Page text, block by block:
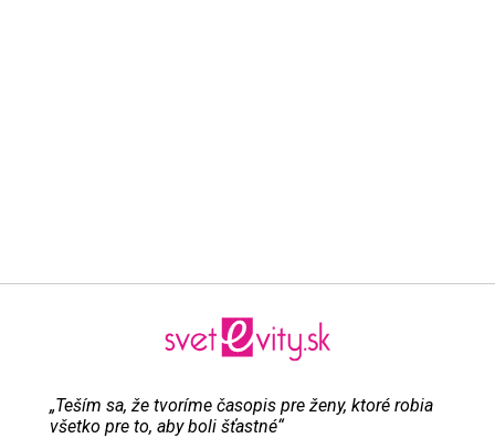
„Teším sa, že tvoríme časopis pre ženy, ktoré robia
všetko pre to, aby boli šťastné“